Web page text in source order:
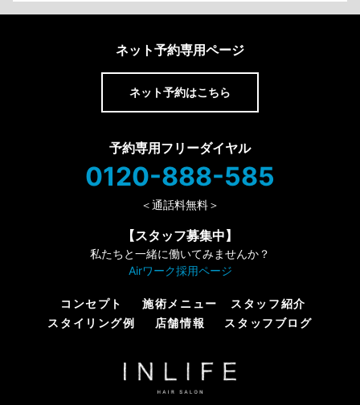
ネット予約専用ページ
ネット予約はこちら
予約専用フリーダイヤル
0120-888-585
＜通話料無料＞
【スタッフ募集中】
私たちと一緒に働いてみませんか？
Airワーク採用ページ
コンセプト 施術メニュー
スタッフ紹介
スタイリング例
店舗情報 スタッフブログ